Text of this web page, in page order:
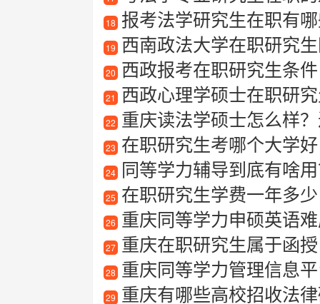
18 报考法学研究生在职有哪
19 西南政法大学在职研究
20 西政报考在职研究生条件
21 西政心理学硕士在职研
22 重庆读法学硕士怎么样
23 在职研究生考哪个大学好
24 同等学力辅导到底有啥
25 在职研究生学费一年多少
26 重庆同等学力申硕英语
27 重庆在职研究生属于函授
28 重庆同等学力管理信息
29 重庆有哪些高校招收法